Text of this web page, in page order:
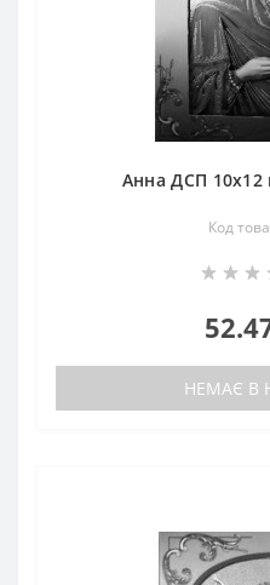
Анна ДСП 10х12
Код
НЕМАЄ В